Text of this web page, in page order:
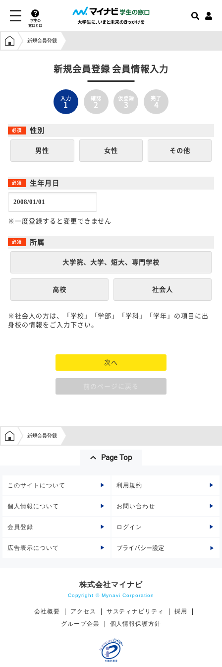
学生の
窓口とは
学生の窓口トップ
新規会員登録
新規会員登録 会員情報入力
入力
1
確認
2
仮登録
3
完了
4
性別
男性 女性 その他
生年月日
※一度登録すると変更できません
所属
大学院、大学、短大、専門学校
高校 社会人
※社会人の方は、「学校」「学部」「学科」「学年」の項目に出
身校の情報をご入力下さい。
次へ
前のページに戻る
学生の窓口トップ
新規会員登録
Page Top
このサイトについて 利用規約
個人情報について お問い合わせ
会員登録 ログイン
広告表示について プライバシー設定
株式会社マイナビ
Copyright © Mynavi Corporation
会社概要 アクセス サスティナビリティ
採用
グループ企業
個人情報保護方針